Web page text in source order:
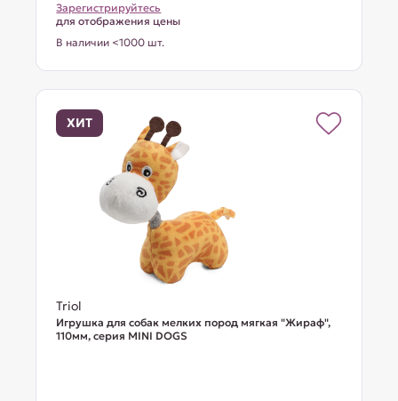
Зарегистрируйтесь
для отображения цены
В наличии <1000 шт.
ХИТ
Triol
Игрушка для собак мелких пород мягкая "Жираф",
110мм, серия MINI DOGS